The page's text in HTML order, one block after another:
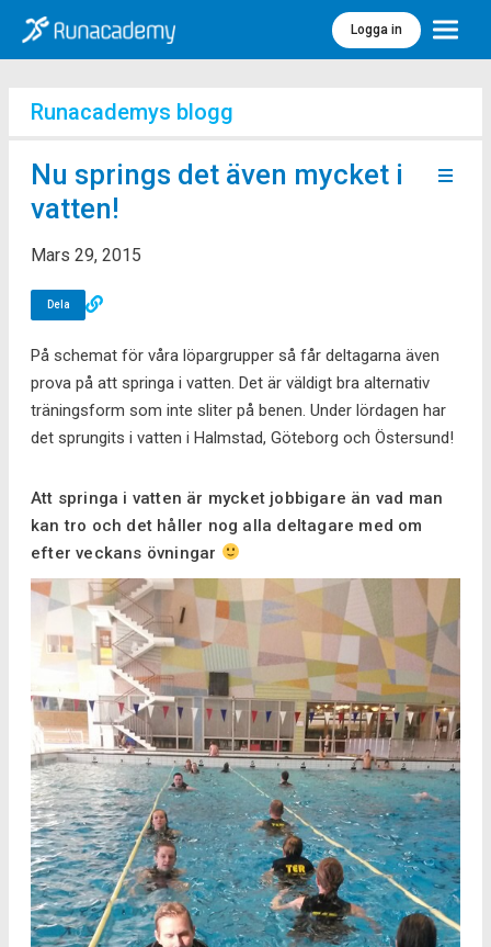
Logga in Meny
Runacademys blogg
Nu springs det även mycket i
vatten!
Mars 29, 2015
Dela
På schemat för våra löpargrupper så får deltagarna även
prova på att springa i vatten. Det är väldigt bra alternativ
träningsform som inte sliter på benen. Under lördagen har
det sprungits i vatten i Halmstad, Göteborg och Östersund!
Att springa i vatten är mycket jobbigare än vad man
kan tro och det håller nog alla deltagare med om
efter veckans övningar